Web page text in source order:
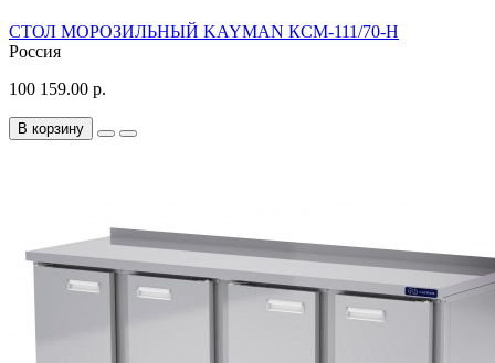
СТОЛ МОРОЗИЛЬНЫЙ KAYMAN КСМ-111/70-Н
Россия
100 159.00 р.
В корзину